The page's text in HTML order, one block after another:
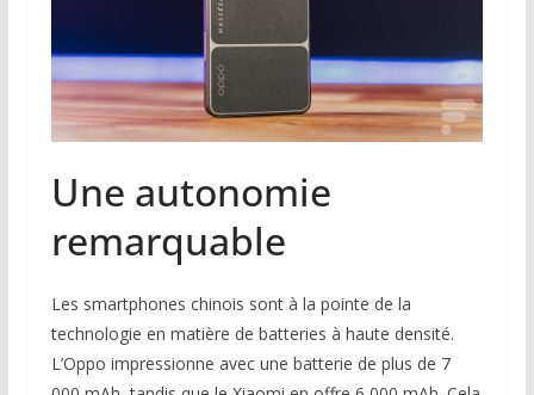
Une autonomie
remarquable
Les smartphones chinois sont à la pointe de la
technologie en matière de batteries à haute densité.
L’Oppo impressionne avec une batterie de plus de 7